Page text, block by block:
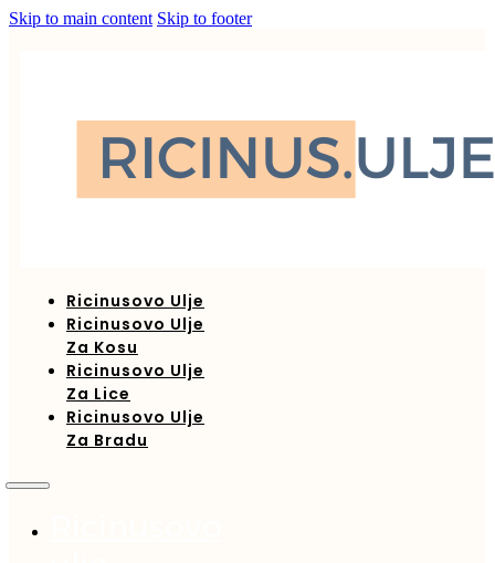
Skip to main content Skip to footer
Ricinusovo Ulje
Ricinusovo Ulje
Za Kosu
Ricinusovo Ulje
Za Lice
Ricinusovo Ulje
Za Bradu